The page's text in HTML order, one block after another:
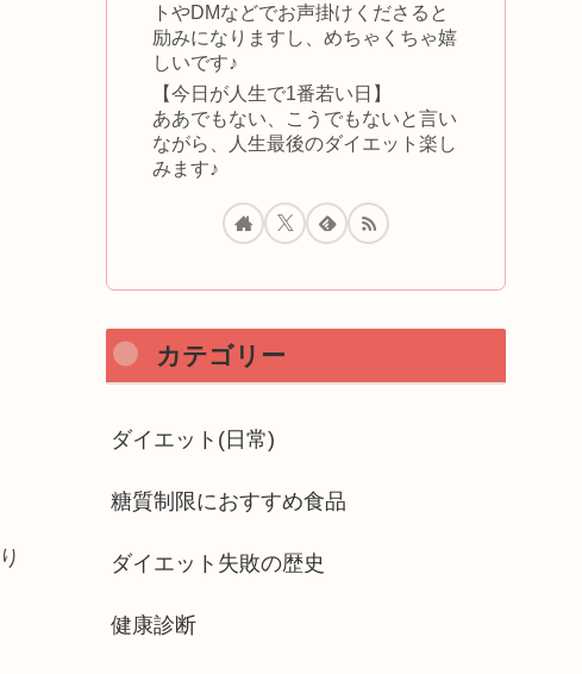
トやDMなどでお声掛けくださると
励みになりますし、めちゃくちゃ嬉
しいです♪
【今日が人生で1番若い日】
ああでもない、こうでもないと言い
ながら、人生最後のダイエット楽し
みます♪
カテゴリー
ダイエット(日常)
糖質制限におすすめ食品
ダイエット失敗の歴史
健康診断